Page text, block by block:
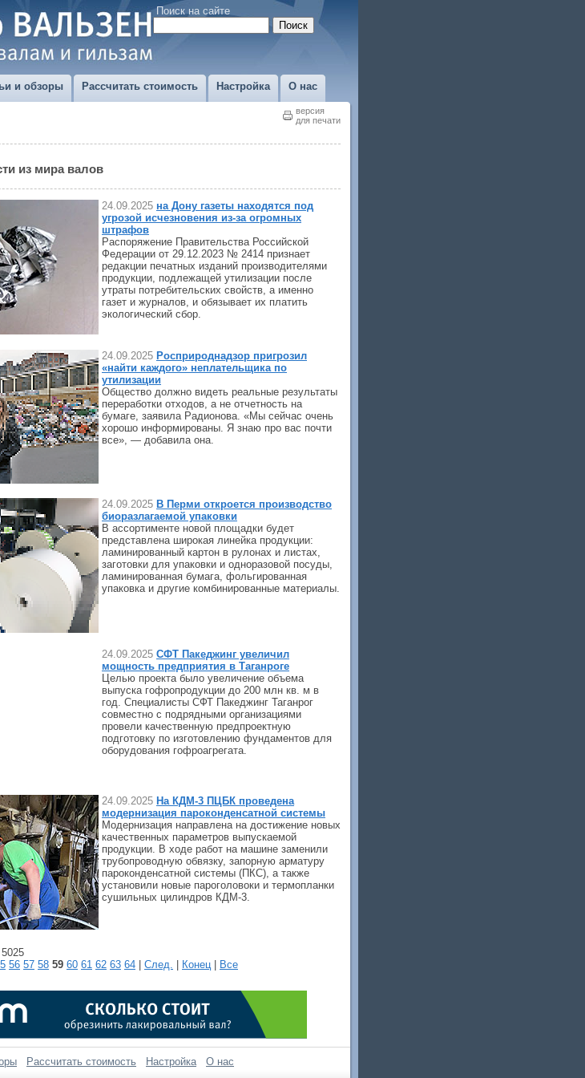
Поиск на сайте
и обзоры Рассчитать стоимость Настройка О нас
версия
для печати
из мира валов
24.09.2025 на Дону газеты находятся под
угрозой исчезновения из-за огромных
штрафов
Распоряжение Правительства Российской
Федерации от 29.12.2023 № 2414 признает
редакции печатных изданий производителями
продукции, подлежащей утилизации после
утраты потребительских свойств, а именно
газет и журналов, и обязывает их платить
экологический сбор.
24.09.2025 Росприроднадзор пригрозил
«найти каждого» неплательщика по
утилизации
Общество должно видеть реальные результаты
переработки отходов, а не отчетность на
бумаге, заявила Радионова. «Мы сейчас очень
хорошо информированы. Я знаю про вас почти
все», — добавила она.
24.09.2025 В Перми откроется производство
биоразлагаемой упаковки
В ассортименте новой площадки будет
представлена широкая линейка продукции:
ламинированный картон в рулонах и листах,
заготовки для упаковки и одноразовой посуды,
ламинированная бумага, фольгированная
упаковка и другие комбинированные материалы.
24.09.2025 СФТ Пакеджинг увеличил
мощность предприятия в Таганроге
Целью проекта было увеличение объема
выпуска гофропродукции до 200 млн кв. м в
год. Специалисты СФТ Пакеджинг Таганрог
совместно с подрядными организациями
провели качественную предпроектную
подготовку по изготовлению фундаментов для
оборудования гофроагрегата.
24.09.2025 На КДМ-3 ПЦБК проведена
модернизация пароконденсатной системы
Модернизация направлена на достижение новых
качественных параметров выпускаемой
продукции. В ходе работ на машине заменили
трубопроводную обвязку, запорную арматуру
пароконденсатной системы (ПКС), а также
установили новые пароголовоки и термопланки
сушильных цилиндров КДМ-3.
56 57 58 59 60 61 62 63 64 След. Конец Все
Рассчитать стоимость Настройка О нас